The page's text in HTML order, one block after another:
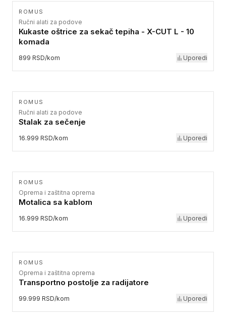
ROMUS
Ručni alati za podove
Kukaste oštrice za sekač tepiha - X-CUT L - 10
komada
899 RSD/kom Uporedi
ROMUS
Ručni alati za podove
Stalak za sečenje
16.999 RSD/kom Uporedi
ROMUS
Oprema i zaštitna oprema
Motalica sa kablom
16.999 RSD/kom Uporedi
ROMUS
Oprema i zaštitna oprema
Transportno postolje za radijatore
99.999 RSD/kom Uporedi